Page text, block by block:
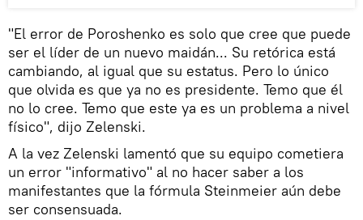
"El error de Poroshenko es solo que cree que puede
ser el líder de un nuevo maidán... Su retórica está
cambiando, al igual que su estatus. Pero lo único
que olvida es que ya no es presidente. Temo que él
no lo cree. Temo que este ya es un problema a nivel
físico", dijo Zelenski.
A la vez Zelenski lamentó que su equipo cometiera
un error "informativo" al no hacer saber a los
manifestantes que la fórmula Steinmeier aún debe
ser consensuada.